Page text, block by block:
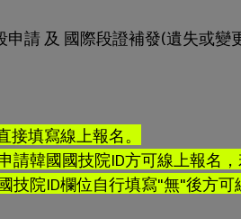
請 及 國際段證補發(遺失或變更
填寫線上報名。
請韓國國技院ID方可線上報名
院ID欄位自行填寫"無"後方可